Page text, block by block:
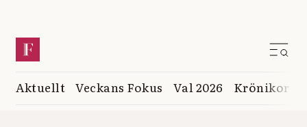
Aktuellt Veckans Fokus Val 2026 Krönikor